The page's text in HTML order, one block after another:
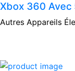
Xbox 360 Avec
Autres Appareils